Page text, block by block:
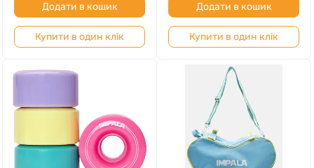
Додати в кошик
Купити в один клік
Додати в кошик
Купити в один клік